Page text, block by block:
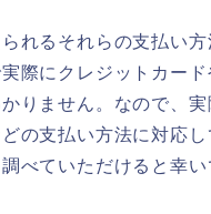
れるそれらの支払い
際にクレジットカー
りません。なので、
の支払い方法に対応
べていただけると幸い